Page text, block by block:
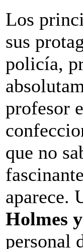
Los
sus
policía,
profesor
que no
aparece.
Holmes
personal